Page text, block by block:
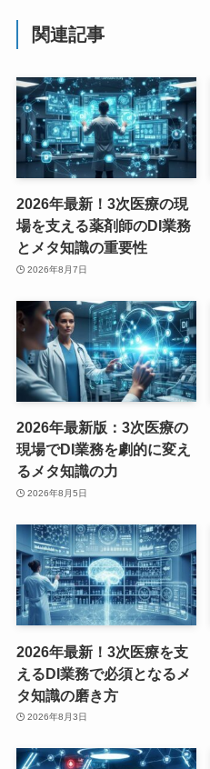
関連記事
2026年最新！3次医療の現
場を支える薬剤師のDI業務
とメタ知識の重要性
2026年8月7日
2026年最新版：3次医療の
現場でDI業務を劇的に変え
るメタ知識の力
2026年8月5日
2026年最新！3次医療を支
えるDI業務で必須となるメ
タ知識の磨き方
2026年8月3日